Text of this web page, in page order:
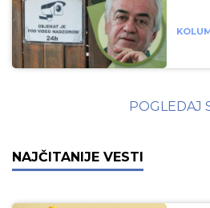
POGLEDAJ
NAJČITANIJE VESTI